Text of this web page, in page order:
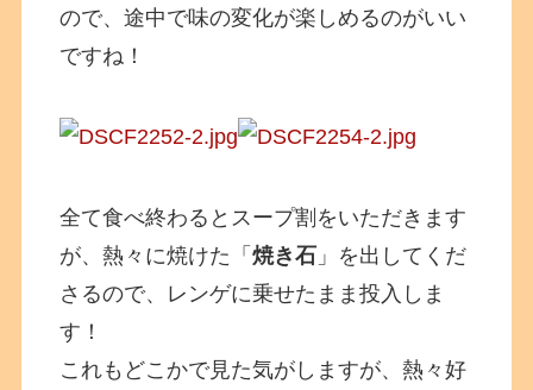
ので、途中で味の変化が楽しめるのがいい
ですね！
全て食べ終わるとスープ割をいただきます
が、熱々に焼けた「焼き石 」を出してくだ
さるので、レンゲに乗せたまま投入しま
す！
これもどこかで見た気がしますが、熱々好